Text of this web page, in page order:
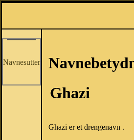
Navnesutter
Ghazi
Ghazi er et drengenavn .